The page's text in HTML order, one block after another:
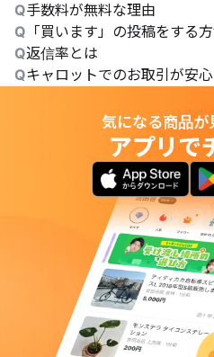
Q手数料が無料な理由
Q 「買います」の投稿をする
Q返信率とは
Qキャロットでのお取引が安
気になる商品が
アプリで